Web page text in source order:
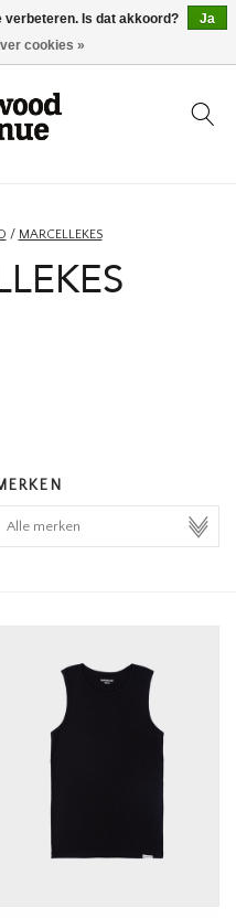
/ MARCELLEKES
verbeteren. Is dat akkoord?
Ja
cookies »